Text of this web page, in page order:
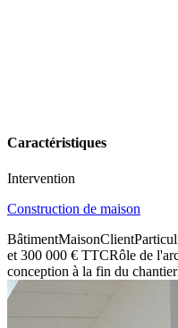
Caractéristiques
Intervention
Construction de maison
BâtimentMaisonClient
et 300 000 € TTCRôle de
conception à la fin du chantier